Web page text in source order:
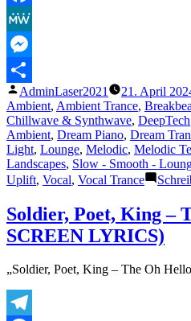
Facebook
MeWe
Messenger
Teilen
Veröffentlicht
von
AdminLaser2021 21. April
Ambient, Ambient Trance,
Chillwave & Synthwave, DeepTech
Ambient, Dream Piano, Dream
Light, Lounge, Melodic, Melodic
Landscapes, Slow - Smooth -
Uplift, Vocal, Vocal Trance
Soldier, Poet, King –
SCREEN LYRICS)
„Soldier, Poet, King – The Oh